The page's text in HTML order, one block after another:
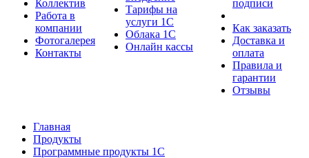
Коллектив
Работа в
компании
Фотогалерея
Контакты
Тарифы на
услуги 1С
Облака 1С
Онлайн кассы
подписи
Как заказать
Доставка и
оплата
Правила и
гарантии
Отзывы
Главная
Продукты
Программные продукты 1С